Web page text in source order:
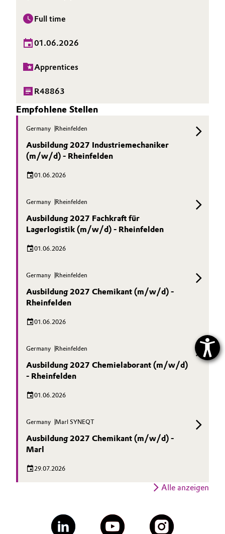
Full time
01.06.2026
Apprentices
R48863
Empfohlene Stellen
Germany Rheinfelden
Ausbildung 2027 Industriemechaniker
(m/w/d) - Rheinfelden
01.06.2026
Germany Rheinfelden
Ausbildung 2027 Fachkraft für
Lagerlogistik (m/w/d) - Rheinfelden
01.06.2026
Germany Rheinfelden
Ausbildung 2027 Chemikant (m/w/d) -
Rheinfelden
01.06.2026
Germany Rheinfelden
Ausbildung 2027 Chemielaborant (m/w/d)
- Rheinfelden
01.06.2026
Germany Marl SYNEQT
Ausbildung 2027 Chemikant (m/w/d) -
Marl
29.07.2026
Alle anzeigen